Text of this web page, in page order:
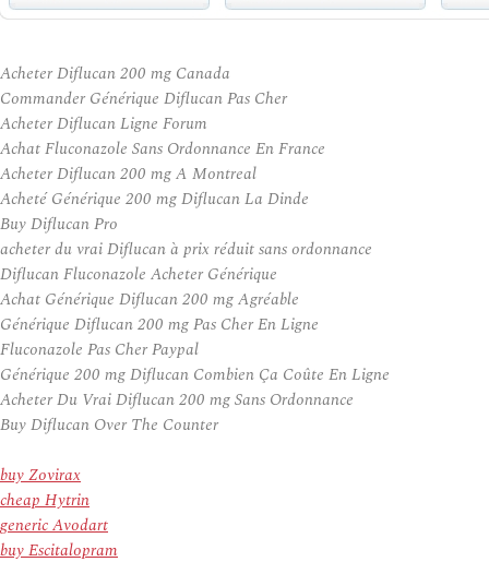
Acheter Diflucan 200 mg Canada
Commander Générique Diflucan Pas Cher
Acheter Diflucan Ligne Forum
Achat Fluconazole Sans Ordonnance En France
Acheter Diflucan 200 mg A Montreal
Acheté Générique 200 mg Diflucan La Dinde
Buy Diflucan Pro
acheter du vrai Diflucan à prix réduit sans ordonnance
Diflucan Fluconazole Acheter Générique
Achat Générique Diflucan 200 mg Agréable
Générique Diflucan 200 mg Pas Cher En Ligne
Fluconazole Pas Cher Paypal
Générique 200 mg Diflucan Combien Ça Coûte En Ligne
Acheter Du Vrai Diflucan 200 mg Sans Ordonnance
Buy Diflucan Over The Counter
buy Zovirax
cheap Hytrin
generic Avodart
buy Escitalopram